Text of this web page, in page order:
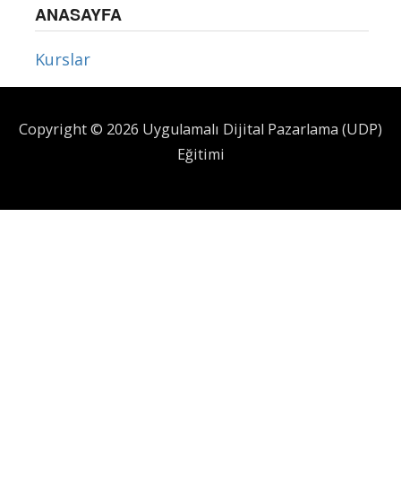
ANASAYFA
Kurslar
Copyright © 2026 Uygulamalı Dijital Pazarlama (UDP)
Eğitimi